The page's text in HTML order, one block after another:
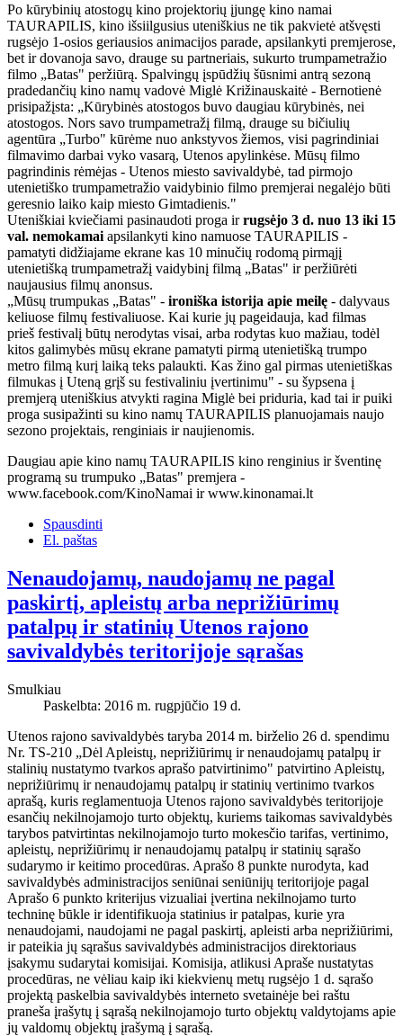
Po kūrybinių atostogų kino projektorių įjungę kino namai
TAURAPILIS, kino išsiilgusius uteniškius ne tik pakvietė atšvęsti
rugsėjo 1-osios geriausios animacijos parade, apsilankyti premjerose,
bet ir dovanoja savo, drauge su partneriais, sukurto trumpametražio
filmo „Batas" peržiūrą. Spalvingų įspūdžių šūsnimi antrą sezoną
pradedančių kino namų vadovė Miglė Križinauskaitė - Bernotienė
prisipažįsta: „Kūrybinės atostogos buvo daugiau kūrybinės, nei
atostogos. Nors savo trumpametražį filmą, drauge su bičiulių
agentūra „Turbo" kūrėme nuo ankstyvos žiemos, visi pagrindiniai
filmavimo darbai vyko vasarą, Utenos apylinkėse. Mūsų filmo
pagrindinis rėmėjas - Utenos miesto savivaldybė, tad pirmojo
utenietiško trumpametražio vaidybinio filmo premjerai negalėjo būti
geresnio laiko kaip miesto Gimtadienis."
Uteniškiai kviečiami pasinaudoti proga irrugsėjo 3 d. nuo 13 iki 15
val. nemokamai apsilankyti kino namuose TAURAPILIS -
pamatyti didžiajame ekrane kas 10 minučių rodomą pirmąjį
utenietišką trumpametražį vaidybinį filmą „Batas" ir peržiūrėti
naujausius filmų anonsus.
„Mūsų trumpukas „Batas" - ironiška istorija apie meilę - dalyvaus
keliuose filmų festivaliuose. Kai kurie jų pageidauja, kad filmas
prieš festivalį būtų nerodytas visai, arba rodytas kuo mažiau, todėl
kitos galimybės mūsų ekrane pamatyti pirmą utenietišką trumpo
metro filmą kurį laiką teks palaukti. Kas žino gal pirmas utenietiškas
filmukas į Uteną grįš su festivaliniu įvertinimu" - su šypsena į
premjerą uteniškius atvykti ragina Miglė bei priduria, kad tai ir puiki
proga susipažinti su kino namų TAURAPILIS planuojamais naujo
sezono projektais, renginiais ir naujienomis.
Daugiau apie kino namų TAURAPILIS kino renginius ir šventinę
programą su trumpuko „Batas" premjera -
www.facebook.com/KinoNamai ir www.kinonamai.lt
Spausdinti
El. paštas
Nenaudojamų, naudojamų ne pagal
paskirtį, apleistų arba neprižiūrimų
patalpų ir statinių Utenos rajono
savivaldybės teritorijoje sąrašas
Smulkiau
Paskelbta: 2016 m. rugpjūčio 19 d.
Utenos rajono savivaldybės taryba 2014 m. birželio 26 d. spendimu
Nr. TS-210 „Dėl Apleistų, neprižiūrimų ir nenaudojamų patalpų ir
stalinių nustatymo tvarkos aprašo patvirtinimo" patvirtino Apleistų,
neprižiūrimų ir nenaudojamų patalpų ir statinių vertinimo tvarkos
aprašą, kuris reglamentuoja Utenos rajono savivaldybės teritorijoje
esančių nekilnojamojo turto objektų, kuriems taikomas savivaldybės
tarybos patvirtintas nekilnojamojo turto mokesčio tarifas, vertinimo,
apleistų, neprižiūrimų ir nenaudojamų patalpų ir statinių sąrašo
sudarymo ir keitimo procedūras. Aprašo 8 punkte nurodyta, kad
savivaldybės administracijos seniūnai seniūnijų teritorijoje pagal
Aprašo 6 punkto kriterijus vizualiai įvertina nekilnojamo turto
techninę būkle ir identifikuoja statinius ir patalpas, kurie yra
nenaudojami, naudojami ne pagal paskirtį, apleisti arba neprižiūrimi,
ir pateikia jų sąrašus savivaldybės administracijos direktoriaus
įsakymu sudarytai komisijai. Komisija, atlikusi Apraše nustatytas
procedūras, ne vėliau kaip iki kiekvienų metų rugsėjo 1 d. sąrašo
projektą paskelbia savivaldybės interneto svetainėje bei raštu
praneša įrašytų į sąrašą nekilnojamojo turto objektų valdytojams apie
jų valdomų objektų įrašymą į sąrašą.